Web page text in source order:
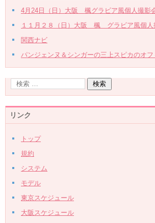
4月24日（日）大阪 楓グラビア風個人撮影
１１月２８（日）大阪 楓 グラビア風個人
関西ナビ
パンジェンヌ＆シンガーの三上スピカのオ
リンク
トップ
規約
システム
モデル
東京スケジュール
大阪スケジュール